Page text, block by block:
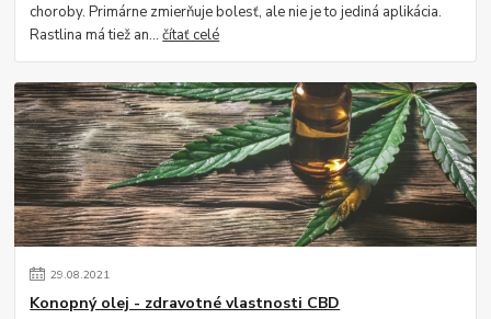
choroby. Primárne zmierňuje bolesť, ale nie je to jediná aplikácia.
Rastlina má tiež an...čítať celé
29.08.2021
Konopný olej - zdravotné vlastnosti CBD